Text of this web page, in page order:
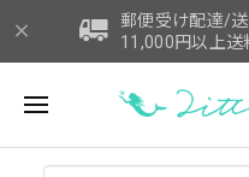
郵便受け配達/
11,000円以上